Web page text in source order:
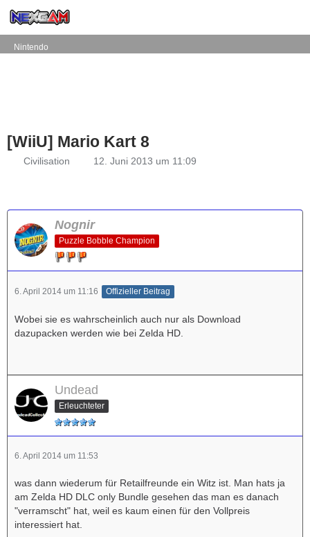
Nintendo
[WiiU] Mario Kart 8
Civilisation 12. Juni 2013 um 11:09
Nognir
Puzzle Bobble Champion
6. April 2014 um 11:16 Offizieller Beitrag
Wobei sie es wahrscheinlich auch nur als Download
dazupacken werden wie bei Zelda HD.
Undead
Erleuchteter
6. April 2014 um 11:53
was dann wiederum für Retailfreunde ein Witz ist. Man hats ja
am Zelda HD DLC only Bundle gesehen das man es danach
"verramscht" hat, weil es kaum einen für den Vollpreis
interessiert hat.